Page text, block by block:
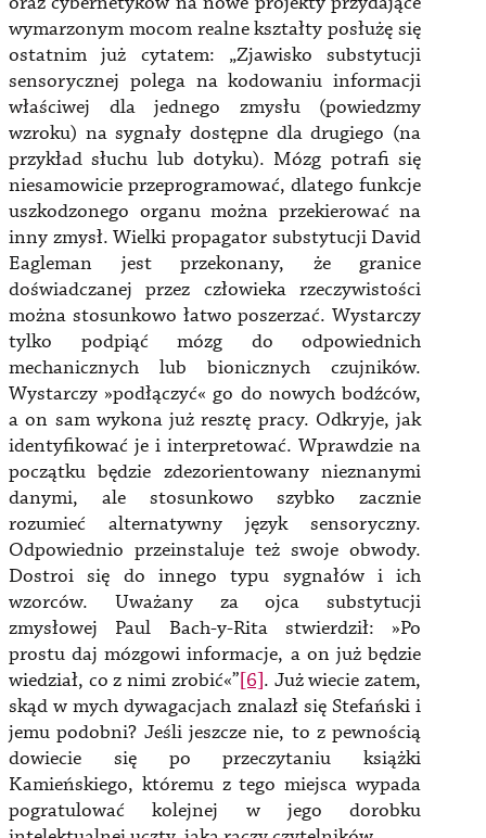
wymarzonym mocom realne kształty posłużę się
ostatnim już cytatem: „Zjawisko substytucji
sensorycznej polega na kodowaniu informacji
właściwej dla jednego zmysłu (powiedzmy
wzroku) na sygnały dostępne dla drugiego (na
przykład słuchu lub dotyku). Mózg potrafi się
niesamowicie przeprogramować, dlatego funkcje
uszkodzonego organu można przekierować na
inny zmysł. Wielki propagator substytucji David
Eagleman jest przekonany, że granice
doświadczanej przez człowieka rzeczywistości
można stosunkowo łatwo poszerzać. Wystarczy
tylko podpiąć mózg do odpowiednich
mechanicznych lub bionicznych czujników.
Wystarczy »podłączyć« go do nowych bodźców,
a on sam wykona już resztę pracy. Odkryje, jak
identyfikować je i interpretować. Wprawdzie na
początku będzie zdezorientowany nieznanymi
danymi, ale stosunkowo szybko zacznie
rozumieć alternatywny język sensoryczny.
Odpowiednio przeinstaluje też swoje obwody.
Dostroi się do innego typu sygnałów i ich
wzorców. Uważany za ojca substytucji
zmysłowej Paul Bach-y-Rita stwierdził: »Po
prostu daj mózgowi informacje, a on już będzie
wiedział, co z nimi zrobić«”[6]. Już wiecie zatem,
skąd w mych dywagacjach znalazł się Stefański i
jemu podobni? Jeśli jeszcze nie, to z pewnością
dowiecie się po przeczytaniu książki
Kamieńskiego, któremu z tego miejsca wypada
pogratulować kolejnej w jego dorobku